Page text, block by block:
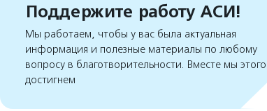
Поддержите работу АСИ!
Мы работаем, чтобы у вас была актуальная
информация и полезные материалы по любому
вопросу в благотворительности. Вместе мы этого
достигнем